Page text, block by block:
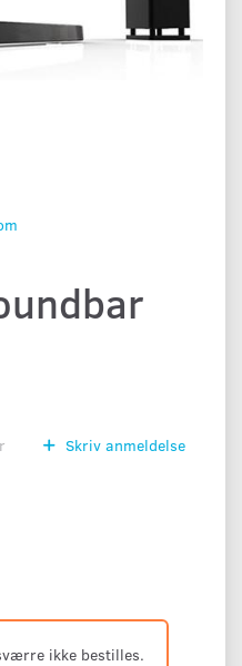
Skriv anmeldelse
ikke bestilles.